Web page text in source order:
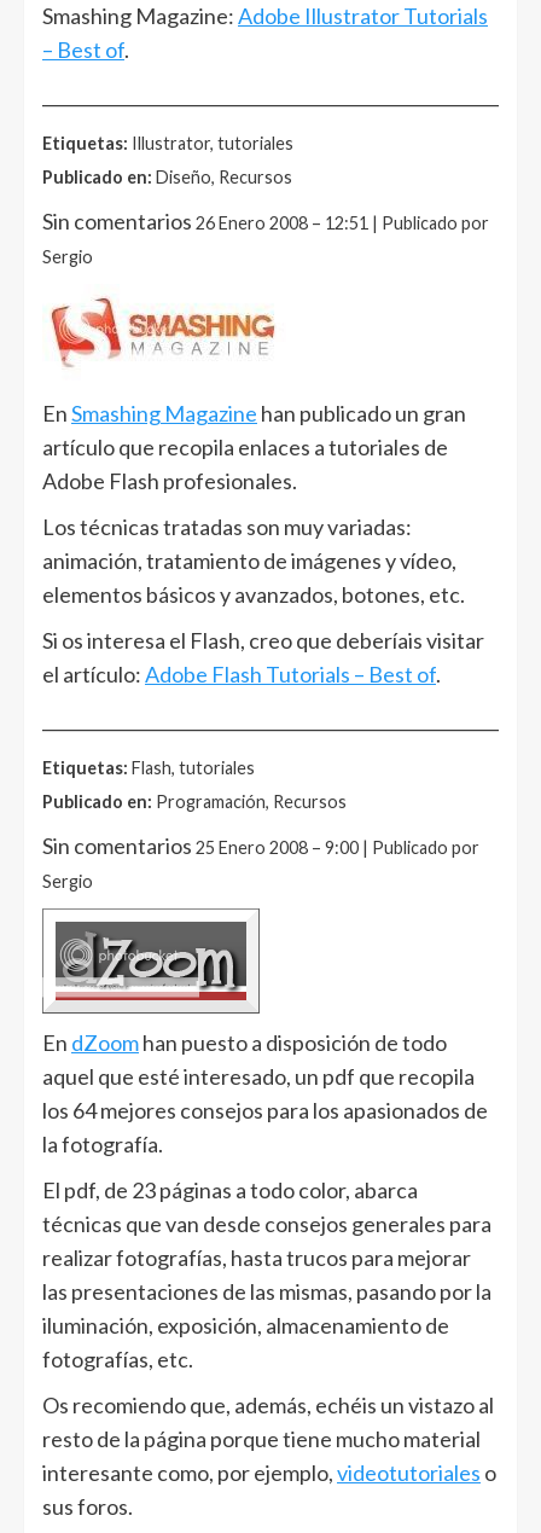
Smashing Magazine:Adobe Illustrator Tutorials
– Best of.
Etiquetas: Illustrator, tutoriales
Publicado en: Diseño, Recursos
Sin comentarios 26 Enero 2008 – 12:51 | Publicado por
Sergio
EnSmashing Magazine han publicado un gran
artículo que recopila enlaces a tutoriales de
Adobe Flash profesionales.
Los técnicas tratadas son muy variadas:
animación, tratamiento de imágenes y vídeo,
elementos básicos y avanzados, botones, etc.
Si os interesa el Flash, creo que deberíais visitar
el artículo:Adobe Flash Tutorials – Best of.
Etiquetas: Flash, tutoriales
Publicado en: Programación, Recursos
Sin comentarios 25 Enero 2008 – 9:00 | Publicado por
Sergio
En dZoomhan puesto a disposición de todo
aquel que esté interesado, un pdf que recopila
los 64 mejores consejos para los apasionados de
la fotografía.
El pdf, de 23 páginas a todo color, abarca
técnicas que van desde consejos generales para
realizar fotografías, hasta trucos para mejorar
las presentaciones de las mismas, pasando por la
iluminación, exposición, almacenamiento de
fotografías, etc.
Os recomiendo que, además, echéis un vistazo al
resto de la página porque tiene mucho material
interesante como, por ejemplo,videotutoriales o
sus foros.